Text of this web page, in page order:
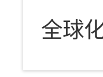
全球